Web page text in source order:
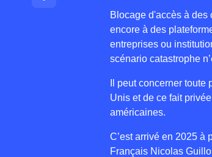
Blocage d'accès à des
encore à des
entreprises ou
scénario catastrophe
Il peut concerner
Unis et de ce fait
américaines.
C’est arrivé en 2025 à
Français Nicolas